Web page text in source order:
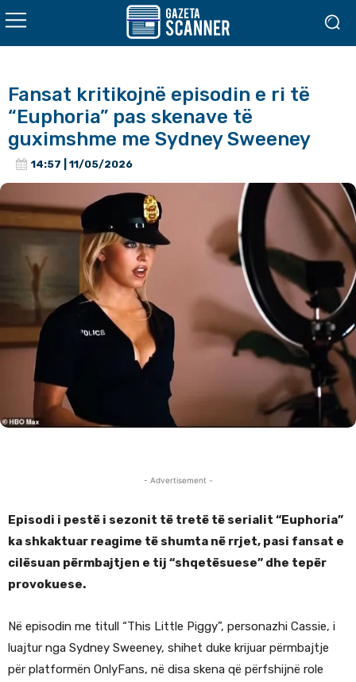
Fansat kritikojnë episodin e ri të
“Euphoria” pas skenave të
guximshme me Sydney Sweeney
14:57 | 11/05/2026
- Advertisement -
Episodi i pestë i sezonit të tretë të serialit “Euphoria”
ka shkaktuar reagime të shumta në rrjet, pasi fansat e
cilësuan përmbajtjen e tij “shqetësuese” dhe tepër
provokuese.
Në episodin me titull “This Little Piggy”, personazhi Cassie, i
luajtur nga Sydney Sweeney, shihet duke krijuar përmbajtje
për platformën OnlyFans, në disa skena që përfshijnë role